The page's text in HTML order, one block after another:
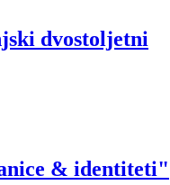
dvostoljetni
& identiteti"